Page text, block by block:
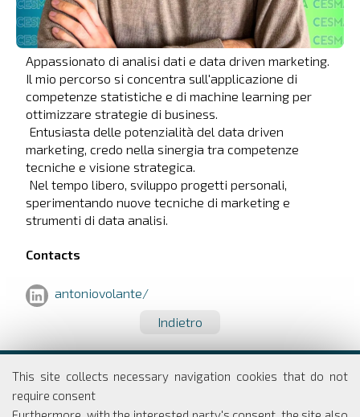
This site collects necessary navigation cookies that do not
require consent
Appassionato di analisi dati e data driven marketing.
Il mio percorso si concentra sull'applicazione di
competenze statistiche e di machine learning per
ottimizzare strategie di business.
Entusiasta delle potenzialità del data driven
marketing, credo nella sinergia tra competenze
tecniche e visione strategica.
Nel tempo libero, sviluppo progetti personali,
sperimentando nuove tecniche di marketing e
strumenti di data analisi.
Contacts
antoniovolante/
Indietro
Università degli studi di Roma